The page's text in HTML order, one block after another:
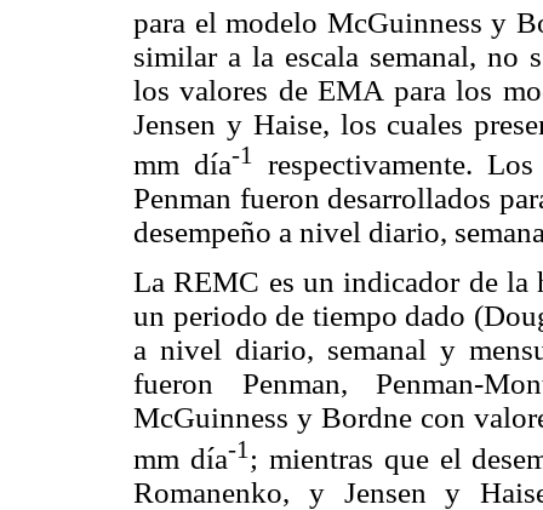
para el modelo McGuinness y
similar a la escala semanal, no
los valores de EMA para los
Jensen y Haise, los cuales
mm día-1
respectivamente.
Penman fueron desarrollados
desempeño a nivel diario,
La REMC es un indicador de la
un periodo de tiempo dado
a nivel diario, semanal y
fueron Penman, Penman-
McGuinness y Bordne con
mm día-1 ; mientras que el
Romanenko, y Jensen y